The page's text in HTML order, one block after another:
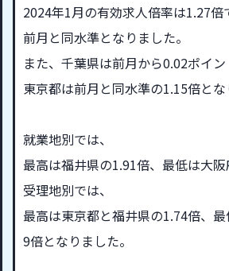
2024年1月の有効求人倍率は1.27倍
前月と同水準となりました。
また、千葉県は前月から0.02ポイン
東京都は前月と同水準の1.15倍とな
就業地別では、
最高は福井県の1.91倍、最低は大阪
受理地別では、
最高は東京都と福井県の1.74倍、
9倍となりました。